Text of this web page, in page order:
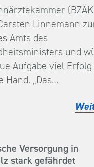
Linnemann
Amts des
und
Aufgabe viel Erfolg
Hand. „Das…
Versorgung in
stark gefährdet